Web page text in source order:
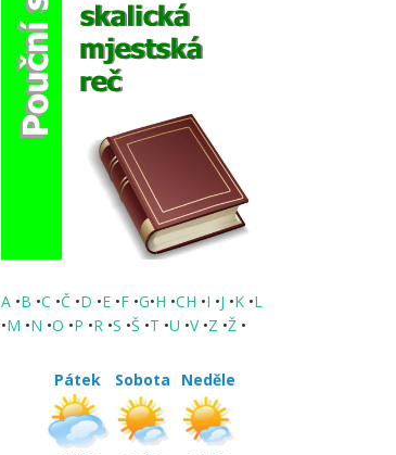
A •B •C •Č •D •E •F •G•H •CH •I •J •K •L
•M •N •O •P •R •S •Š •T •U •V •Z •Ž •
Pátek Sobota Neděle